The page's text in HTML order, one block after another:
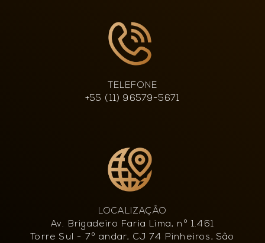
TELEFONE
+55 (11) 96579-5671
LOCALIZAÇÃO
Av. Brigadeiro Faria Lima, nº 1.461
Torre Sul - 7º andar, CJ 74 Pinheiros, São